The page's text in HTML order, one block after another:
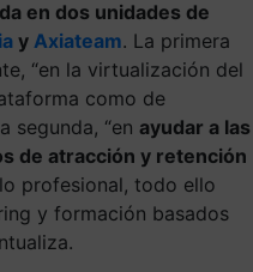
en dos unidades de
y Axiateam. La primera
“en la virtualización del
como de
segunda, “en ayudar a las
de atracción y retención
profesional, todo ello
y formación basados